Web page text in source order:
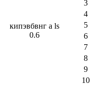
кипэвбвнг а ls
0.6
3
4
5
6
7
8
9
10